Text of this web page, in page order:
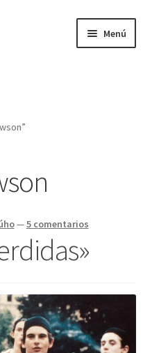
Menú
—5 comentarios